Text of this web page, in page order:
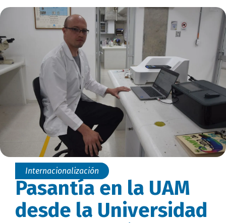
Internacionalización
Pasantía en la UAM
desde la Universidad